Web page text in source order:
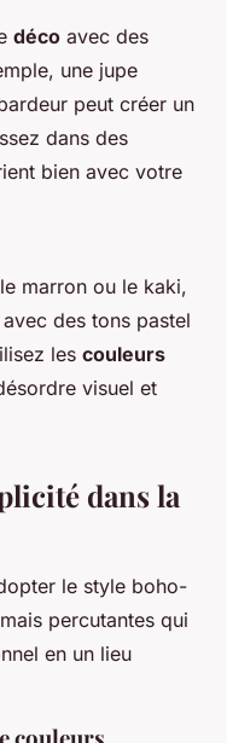
déco avec des
une jupe
peut créer un
dans des
bien avec votre
marron ou le kaki,
des tons pastel
les couleurs
visuel et
dans la
le style boho-
percutantes qui
en un lieu